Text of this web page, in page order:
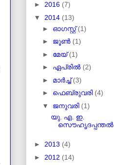
► 2016 (7)
▼ 2014 (13)
► ഓഗസ്റ്റ്(1)
► ജൂൺ (1)
► മേയ്(1)
► ഏപ്രിൽ (2)
► മാർച്ച്(3)
► ഫെബ്രുവരി (4)
▼ ജനുവരി (1)
യു. എ. ഇ.
സൌഹൃദപ്പന്തല്‍
► 2013 (4)
► 2012 (14)